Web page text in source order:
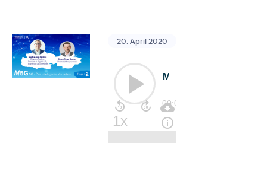
20. April 2020